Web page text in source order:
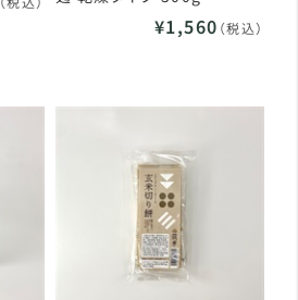
¥1,560 （税込）